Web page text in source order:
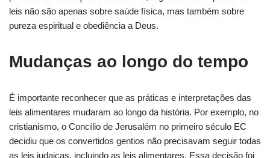
leis não são apenas sobre saúde física, mas também sobre
pureza espiritual e obediência a Deus.
Mudanças ao longo do tempo
É importante reconhecer que as práticas e interpretações das
leis alimentares mudaram ao longo da história. Por exemplo, no
cristianismo, o Concílio de Jerusalém no primeiro século EC
decidiu que os convertidos gentios não precisavam seguir todas
as leis judaicas, incluindo as leis alimentares. Essa decisão foi